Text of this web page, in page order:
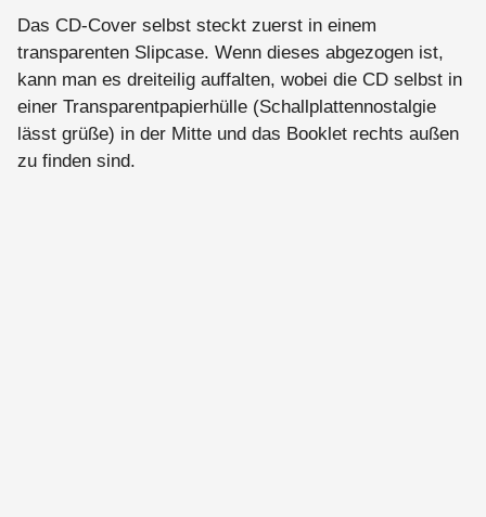
Das CD-Cover selbst steckt zuerst in einem
transparenten Slipcase. Wenn dieses abgezogen ist,
kann man es dreiteilig auffalten, wobei die CD selbst in
einer Transparentpapierhülle (Schallplattennostalgie
lässt grüße) in der Mitte und das Booklet rechts außen
zu finden sind.